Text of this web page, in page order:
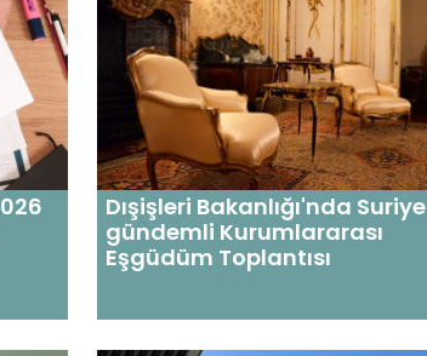
Dışişleri Bakanlığı'nda Suriye
gündemli Kurumlararası
Eşgüdüm Toplantısı